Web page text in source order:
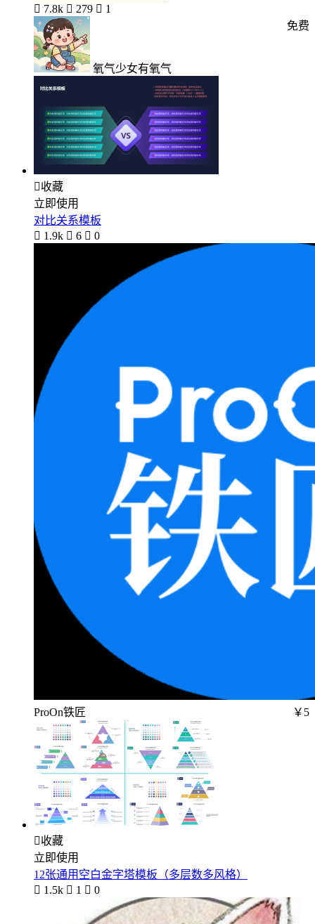
 7.8k  279  1
氧气少女有氧气
免费
收藏
立即使用
对比关系模板
 1.9k  6  0
ProOn铁匠 ￥5
收藏
立即使用
12张通用空白金字塔模板（多层数多风格）
 1.5k  1  0